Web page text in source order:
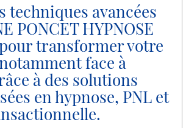
techniques avancées
PONCET HYPNOSE
transformer votre
face à
à des solutions
en hypnose, PNL et